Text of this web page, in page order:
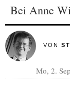
Bei Anne
VON
Mo, 2.